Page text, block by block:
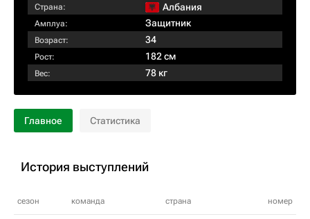
Страна: Албания
Амплуа: Защитник
Возраст: 34
Рост: 182 см
Вес: 78 кг
Главное Статистика
История выступлений
сезон команда страна номер